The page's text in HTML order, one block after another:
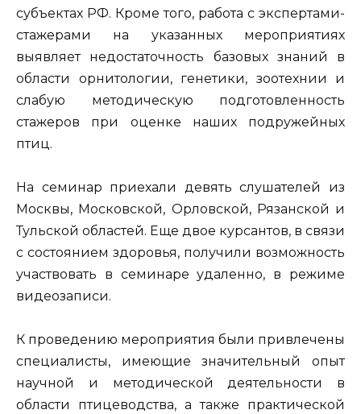
субъектах РФ. Кроме того, работа с экспертами-
стажерами на указанных мероприятиях
выявляет недостаточность базовых знаний в
области орнитологии, генетики, зоотехнии и
слабую методическую подготовленность
стажеров при оценке наших подружейных
птиц.
На семинар приехали девять слушателей из
Москвы, Московской, Орловской, Рязанской и
Тульской областей. Еще двое курсантов, в связи
с состоянием здоровья, получили возможность
участвовать в семинаре удаленно, в режиме
видеозаписи.
К проведению мероприятия были привлечены
специалисты, имеющие значительный опыт
научной и методической деятельности в
области птицеводства, а также практической